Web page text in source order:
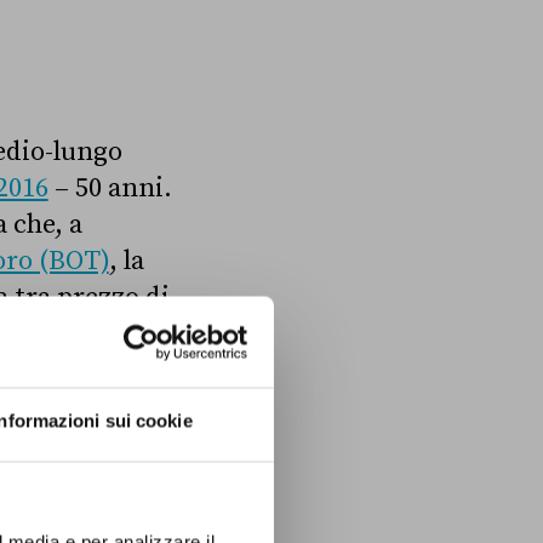
sui cookie
lungo
– 50 anni.
che, a
(BOT), la
tra prezzo di
che viene
ogni anno